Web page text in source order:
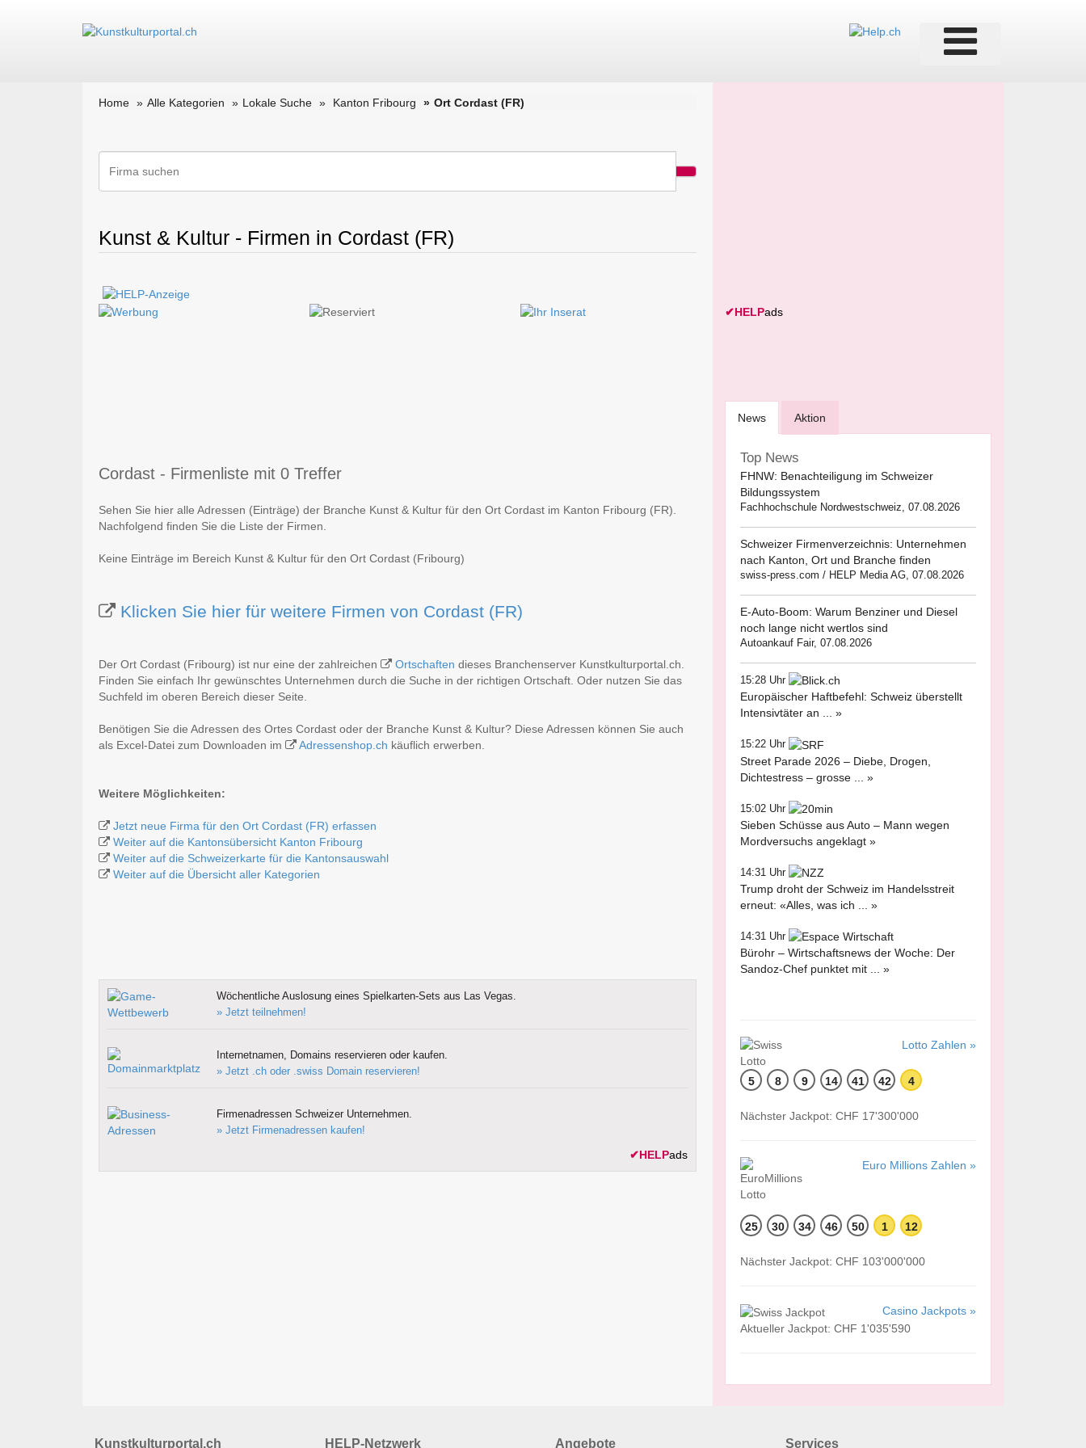
Home Alle Kategorien Lokale Suche Kanton Fribourg Ort Cordast (FR)
Kunst & Kultur - Firmen in Cordast (FR)
Cordast - Firmenliste mit 0 Treffer
Sehen Sie hier alle Adressen (Einträge) der Branche Kunst & Kultur für den Ort Cordast im Kanton Fribourg (FR).
Nachfolgend finden Sie die Liste der Firmen.
Keine Einträge im Bereich Kunst & Kultur für den Ort Cordast (Fribourg)
Klicken Sie hier für weitere Firmen von Cordast (FR)
Der Ort Cordast (Fribourg) ist nur eine der zahlreichen Ortschaften dieses Branchenserver Kunstkulturportal.ch.
Finden Sie einfach Ihr gewünschtes Unternehmen durch die Suche in der richtigen Ortschaft. Oder nutzen Sie das
Suchfeld im oberen Bereich dieser Seite.
Benötigen Sie die Adressen des Ortes Cordast oder der Branche Kunst & Kultur? Diese Adressen können Sie auch
als Excel-Datei zum Downloaden im
Adressenshop.ch käuflich erwerben.
Weitere Möglichkeiten:
Jetzt neue Firma für den Ort Cordast (FR) erfassen
Weiter auf die Kantonsübersicht Kanton Fribourg
Weiter auf die Schweizerkarte für die Kantonsauswahl
Weiter auf die Übersicht aller Kategorien
Wöchentliche Auslosung eines Spielkarten-Sets aus Las Vegas.
» Jetzt teilnehmen!
Internetnamen, Domains reservieren oder kaufen.
» Jetzt .ch oder .swiss Domain reservieren!
Firmenadressen Schweizer Unternehmen.
» Jetzt Firmenadressen kaufen!
✔HELPads
✔HELPads
News Aktion
Top News
FHNW: Benachteiligung im Schweizer
Bildungssystem
Fachhochschule Nordwestschweiz, 07.08.2026
Schweizer Firmenverzeichnis: Unternehmen
nach Kanton, Ort und Branche finden
swiss-press.com / HELP Media AG, 07.08.2026
E-Auto-Boom: Warum Benziner und Diesel
noch lange nicht wertlos sind
Autoankauf Fair, 07.08.2026
15:28 Uhr
Europäischer Haftbefehl: Schweiz überstellt
Intensivtäter an ... »
15:22 Uhr
Street Parade 2026 – Diebe, Drogen,
Dichtestress – grosse ... »
15:02 Uhr
Sieben Schüsse aus Auto – Mann wegen
Mordversuchs angeklagt »
14:31 Uhr
Trump droht der Schweiz im Handelsstreit
erneut: «Alles, was ich ... »
14:31 Uhr
Bürohr – Wirtschaftsnews der Woche: Der
Sandoz-Chef punktet mit ... »
Lotto Zahlen »
5 8 9 14 41 42 4
Nächster Jackpot: CHF 17'300'000
Euro Millions Zahlen »
25 30 34 46 50 1 12
Nächster Jackpot: CHF 103'000'000
Casino Jackpots »
Aktueller Jackpot: CHF 1'035'590
Kunstkulturportal.ch HELP-Netzwerk Angebote Services